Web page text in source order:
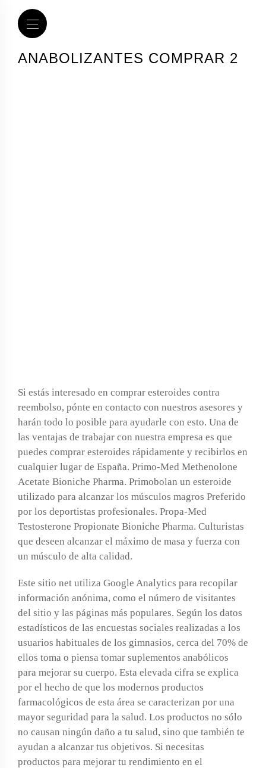
ANABOLIZANTES COMPRAR 2
Si estás interesado en comprar esteroides contra
reembolso, pónte en contacto con nuestros asesores y
harán todo lo posible para ayudarle con esto. Una de
las ventajas de trabajar con nuestra empresa es que
puedes comprar esteroides rápidamente y recibirlos en
cualquier lugar de España. Primo-Med Methenolone
Acetate Bioniche Pharma. Primobolan un esteroide
utilizado para alcanzar los músculos magros Preferido
por los deportistas profesionales. Propa-Med
Testosterone Propionate Bioniche Pharma. Culturistas
que deseen alcanzar el máximo de masa y fuerza con
un músculo de alta calidad.
Este sitio net utiliza Google Analytics para recopilar
información anónima, como el número de visitantes
del sitio y las páginas más populares. Según los datos
estadísticos de las encuestas sociales realizadas a los
usuarios habituales de los gimnasios, cerca del 70% de
ellos toma o piensa tomar suplementos anabólicos
para mejorar su cuerpo. Esta elevada cifra se explica
por el hecho de que los modernos productos
farmacológicos de esta área se caracterizan por una
mayor seguridad para la salud. Los productos no sólo
no causan ningún daño a tu salud, sino que también te
ayudan a alcanzar tus objetivos. Si necesitas
productos para mejorar tu rendimiento en el